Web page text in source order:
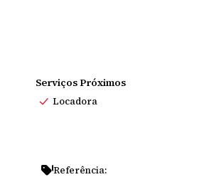
sua visita! 🏠💰🌳 #casaàvenda
Serviços Próximos
Locadora
Referência: